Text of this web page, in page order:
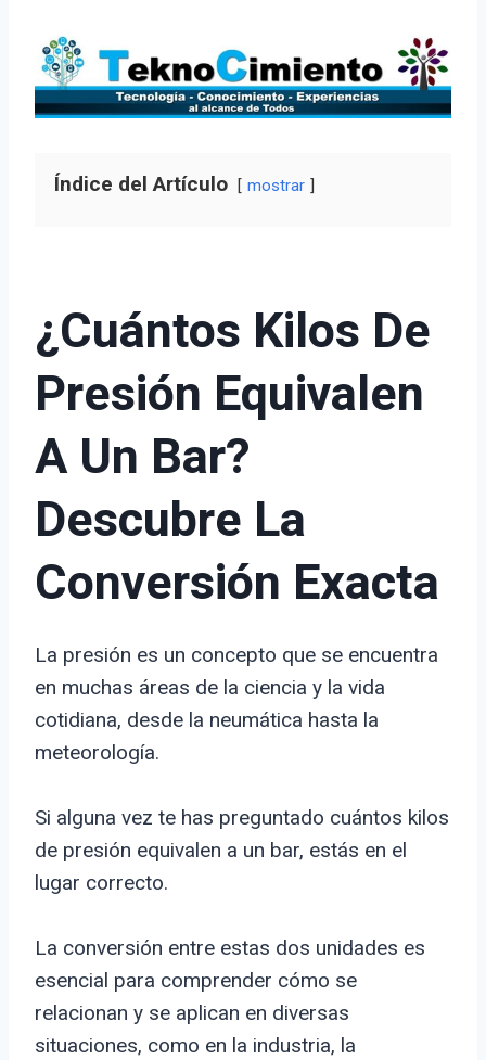
Índice del Artículo mostrar
¿Cuántos Kilos De
Presión Equivalen
A Un Bar?
Descubre La
Conversión Exacta
La presión es un concepto que se encuentra
en muchas áreas de la ciencia y la vida
cotidiana, desde la neumática hasta la
meteorología.
Si alguna vez te has preguntado cuántos kilos
de presión equivalen a un bar, estás en el
lugar correcto.
La conversión entre estas dos unidades es
esencial para comprender cómo se
relacionan y se aplican en diversas
situaciones, como en la industria, la